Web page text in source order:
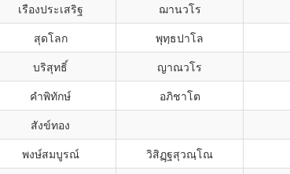
เรืองประเสริฐ ฌานวโร
สุดโลก พุทฺธปาโล
บริสุทธิ์ ญาณวโร
คำพิทักษ์ อภิชาโต
สังข์ทอง
พงษ์สมบูรณ์ วิสิฏฺฐสุวณฺโณ